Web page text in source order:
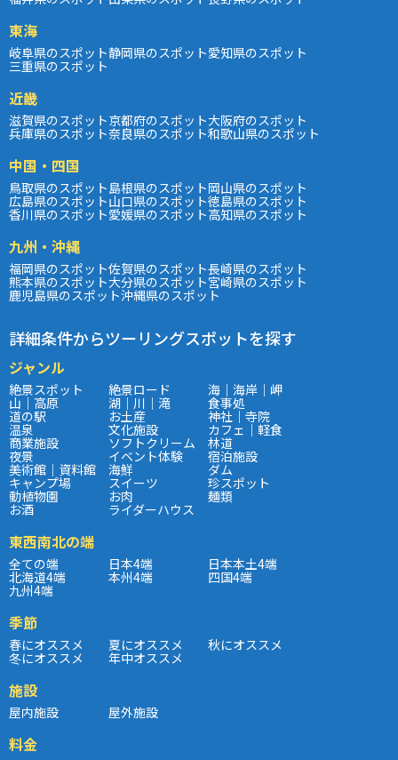
東海
岐阜県のスポット静岡県のスポット愛知県のスポット
三重県のスポット
近畿
滋賀県のスポット京都府のスポット大阪府のスポット
兵庫県のスポット奈良県のスポット和歌山県のスポット
中国・四国
鳥取県のスポット島根県のスポット岡山県のスポット
広島県のスポット山口県のスポット徳島県のスポット
香川県のスポット愛媛県のスポット高知県のスポット
九州・沖縄
福岡県のスポット佐賀県のスポット長崎県のスポット
熊本県のスポット大分県のスポット宮崎県のスポット
鹿児島県のスポット沖縄県のスポット
詳細条件からツーリングスポットを探す
ジャンル
絶景スポット 絶景ロード 海｜海岸｜岬
山｜高原 湖｜川｜滝 食事処
道の駅 お土産 神社｜寺院
温泉 文化施設 カフェ｜軽食
商業施設 ソフトクリーム 林道
夜景 イベント体験 宿泊施設
美術館｜資料館 海鮮 ダム
キャンプ場 スイーツ 珍スポット
動植物園 お肉 麺類
お酒 ライダーハウス
東西南北の端
全ての端 日本4端 日本本土4端
北海道4端 本州4端 四国4端
九州4端
季節
春にオススメ 夏にオススメ 秋にオススメ
冬にオススメ 年中オススメ
施設
屋内施設 屋外施設
料金